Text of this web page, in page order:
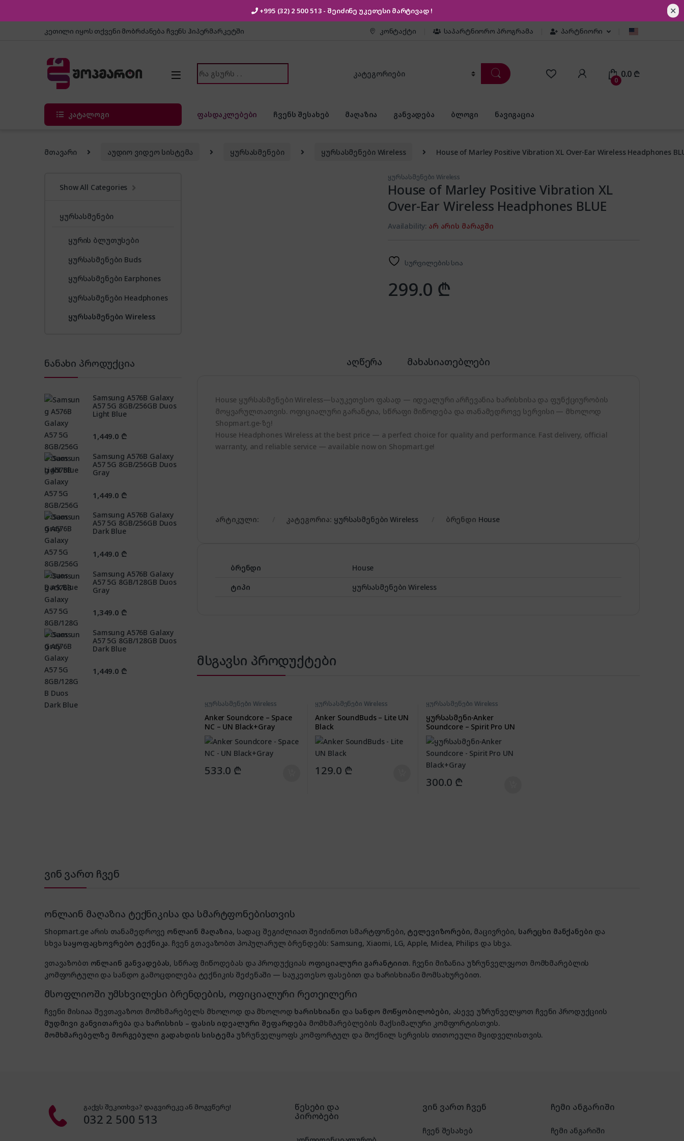
+995 (32) 2 500 513 - შეიძინე უკეთესი მარტივად ! ✕
კეთილი იყოს თქვენი მობრძანება ჩვენს ჰიპერმარკეტში კონტაქტი საპარტნიორო პროგრამა პარტნიორი
Search for:
0
0.0 ₾
კატალოგი ფასდაკლებები ჩვენს შესახებ მაღაზია განვადება ბლოგი ნავიგაცია
მთავარი აუდიო ვიდეო სისტემა ყურსასმენები ყურსასმენები Wireless House of Marley Positive Vibration XL Over-Ear Wireless Headphones
ყურსასმენები Wireless
House of Marley Positive Vibration XL
Over-Ear Wireless Headphones BLUE
Availability: არ არის მარაგში
სურვილების სია
299.0 ₾
აღწერა მახასიათებლები
House ყურსასმენები Wireless—საუკეთესო ფასად — იდეალური არჩევანია ხარისხისა და ფუნქციურობის
მოყვარულთათვის. ოფიციალური გარანტია, სწრაფი მიწოდება და თანამედროვე სერვისი — მხოლოდ
Shopmart.ge-ზე!
House Headphones Wireless at the best price — a perfect choice for quality and performance. Fast delivery, official
warranty, and reliable service — available now on Shopmart.ge!
არტიკული: კატეგორია: ყურსასმენები Wireless ბრენდი House
ბრენდი
House
ტიპი
ყურსასმენები Wireless
მსგავსი პროდუქტები
ყურსასმენები Wireless
Anker Soundcore – Space
NC – UN Black+Gray
533.0 ₾
ყურსასმენები Wireless
Anker SoundBuds – Lite UN
Black
129.0 ₾
ყურსასმენები Wireless
ყურსასმენი-Anker
Soundcore – Spirit Pro UN
Black+Gray
300.0 ₾
Show All Categories
ყურსასმენები
ყურის ბლუთუსები
ყურსასმენები Buds
ყურსასმენები Earphones
ყურსასმენები Headphones
ყურსასმენები Wireless
ნანახი პროდუქცია
Samsung A576B Galaxy
A57 5G 8GB/256GB Duos
Light Blue
1,449.0 ₾
Samsung A576B Galaxy
A57 5G 8GB/256GB Duos
Gray
1,449.0 ₾
Samsung A576B Galaxy
A57 5G 8GB/256GB Duos
Dark Blue
1,449.0 ₾
Samsung A576B Galaxy
A57 5G 8GB/128GB Duos
Gray
1,349.0 ₾
Samsung A576B Galaxy
A57 5G 8GB/128GB Duos
Dark Blue
1,449.0 ₾
ვინ ვართ ჩვენ
ონლაინ მაღაზია ტექნიკისა და სმარტფონებისთვის
Shopmart.ge არის თანამედროვე ონლაინ მაღაზია, სადაც შეგიძლიათ შეიძინოთ სმარტფონები, ტელევიზორები, მაცივრები, სარეცხი მანქანები და
სხვა საყოფაცხოვრებო ტექნიკა. ჩვენ გთავაზობთ პოპულარულ ბრენდებს: Samsung, Xiaomi, LG, Apple, Midea, Philips და სხვა.
ვთავაზობთ ონლაინ განვადებას, სწრაფ მიწოდებას და პროდუქციას ოფიციალური გარანტიით. ჩვენი მიზანია უზრუნველვყოთ მომხმარებლის
კომფორტული და სანდო გამოცდილება ტექნიკის შეძენაში — საუკეთესო ფასებით და ხარისხიანი მომსახურებით.
მსოფლიოში უმსხვილესი ბრენდების, ოფიციალური რეთეილერი
ჩვენი მისიაა შევთავაზოთ მომხმარებელს მხოლოდ და მხოლოდ ხარისხიანი და სანდო მოწყობილობები, ასევე უზრუნველყოთ ჩვენი პროდუქციის
მუდმივი განვითარება და ხარისხის – ფასის იდეალური შეფარდება მომხმარებლების მაქსიმალური კომფორტისთვის.
მომხმარებელზე მორგებული გადახდის სისტემა უზრუნველყოფს კომფორტულ და მოქნილ სერვისს თითოეული მყიდველისთვის.
გაქვს შეკითხვა? დაგვირეკე ან მოგვწერე!
032 2 500 513
წესები და
პირობები
ვინ ვართ ჩვენ
ჩვენ შესახებ
ჩემი ანგარიში
ჩემი ანგარიში